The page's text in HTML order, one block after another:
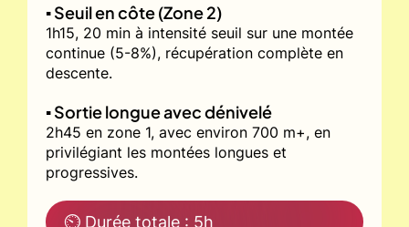
▪️ Seuil en côte (Zone 2)
1h15, 20 min à intensité seuil sur une montée
continue (5-8%), récupération complète en
descente.
▪️ Sortie longue avec dénivelé
2h45 en zone 1, avec environ 700 m+, en
privilégiant les montées longues et
progressives.
⏲ Durée totale : 5h